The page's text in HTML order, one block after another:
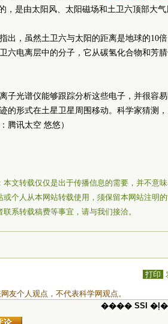
，是由太阳风、太阳磁场和土卫六顶部大气
出，虽然土卫六与太阳的距离是地球的10
六电离层中的分子，它从碳氢化合物和芳
子光谱仪能够跟踪分析这些电子，并很容
的形式在土星卫星周围移动。科学家猜测
腾讯太空 悠悠）
本文转载仅仅是出于传播信息的需要，并不意
或个人从本网站转载使用，须保留本网站注明
系转载稿费等事宜，请与我们接洽。
打印
友个人观点，不代表科学网观点。
���� SSI